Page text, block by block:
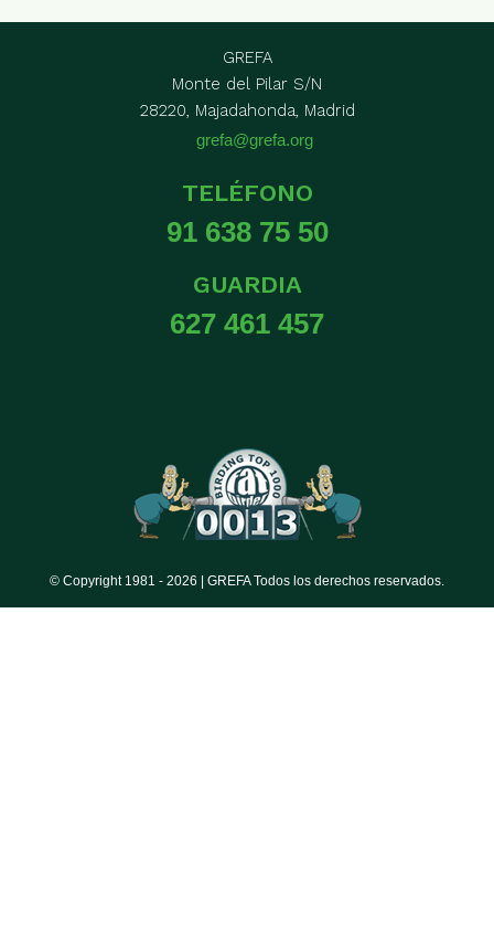
GREFA
Monte del Pilar S/N
28220, Majadahonda, Madrid
grefa@grefa.org
TELÉFONO
91 638 75 50
GUARDIA
627 461 457
© Copyright 1981 - 2026 | GREFA Todos los derechos reservados.